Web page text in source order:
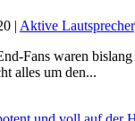
| Aktive Lautsprecher
Fans waren
alles um den...